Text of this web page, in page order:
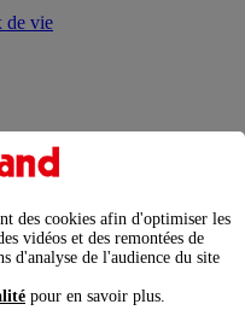
de vie
des appareils
connecté
électrique
: concentrer les
performances
des cookies afin d'optimiser les
vidéos et des remontées de
d'analyse de l'audience du site
pour en savoir plus.